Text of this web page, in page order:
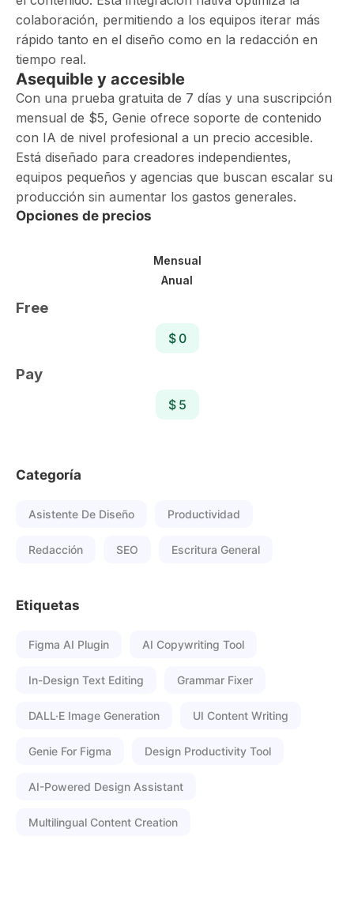
colaboración, permitiendo a los equipos iterar más
rápido tanto en el diseño como en la redacción en
tiempo real.
Asequible y accesible
Con una prueba gratuita de 7 días y una suscripción
mensual de $5, Genie ofrece soporte de contenido
con IA de nivel profesional a un precio accesible.
Está diseñado para creadores independientes,
equipos pequeños y agencias que buscan escalar su
producción sin aumentar los gastos generales.
Opciones de precios
Mensual
Anual
Free
$ 0
Pay
$ 5
Categoría
Asistente De Diseño Productividad
Redacción SEO Escritura General
Etiquetas
Figma AI Plugin AI Copywriting Tool
In-Design Text Editing Grammar Fixer
DALL·E Image Generation UI Content Writing
Genie For Figma Design Productivity Tool
AI-Powered Design Assistant
Multilingual Content Creation